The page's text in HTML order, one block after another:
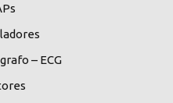
– ECG